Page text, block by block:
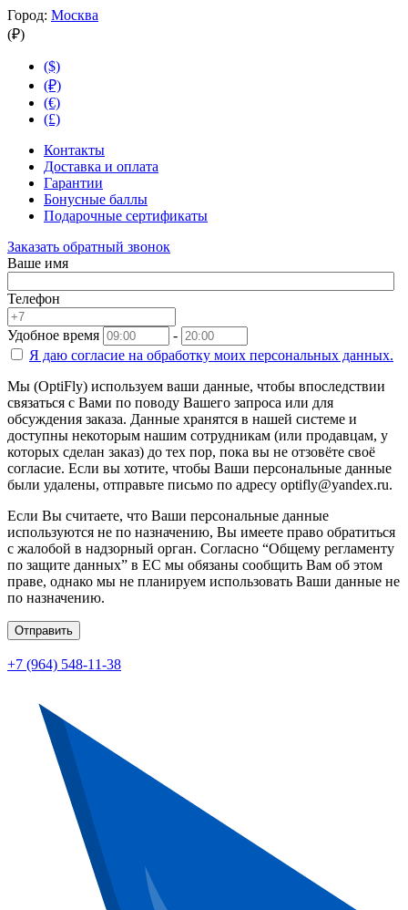
Город: Москва
(₽)
($)
(₽)
(€)
(£)
Контакты
Доставка и оплата
Гарантии
Бонусные баллы
Подарочные сертификаты
Заказать обратный звонок
Ваше имя
Телефон
Удобное время
-
Я даю согласие на обработку моих персональных данных.
Мы (OptiFly) используем ваши данные, чтобы впоследствии
связаться с Вами по поводу Вашего запроса или для
обсуждения заказа. Данные хранятся в нашей системе и
доступны некоторым нашим сотрудникам (или продавцам, у
которых сделан заказ) до тех пор, пока вы не отзовёте своё
согласие. Если вы хотите, чтобы Ваши персональные данные
были удалены, отправьте письмо по адресу optifly@yandex.ru.
Если Вы считаете, что Ваши персональные данные
используются не по назначению, Вы имеете право обратиться
с жалобой в надзорный орган. Согласно “Общему регламенту
по защите данных” в ЕС мы обязаны сообщить Вам об этом
праве, однако мы не планируем использовать Ваши данные не
по назначению.
Отправить
+7 (964) 548-11-38